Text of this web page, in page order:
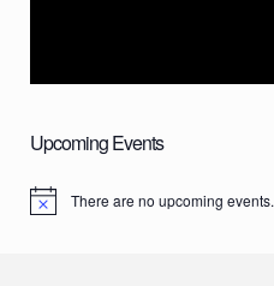
Upcoming Events
N
There are no upcoming events.